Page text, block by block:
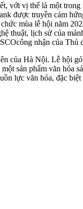
với vị thế là một
được truyền cảm
mùa lễ hội năm
thuật, lịch sử của
nhận của
của Hà Nội. Lễ hội
sản phẩm văn hóa
lực văn hóa, đặc